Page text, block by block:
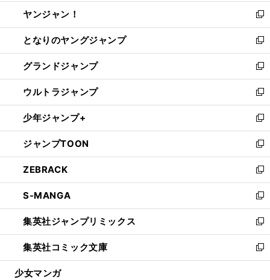
く
で
開
く
ウ
ィ
ン
ド
ウ
で
開
く
し
い
ウ
ィ
ン
ド
ウ
で
開
く
ヤンジャン！
新
し
い
ウ
ィ
ン
ド
ウ
で
開
く
となりのヤングジャンプ
新
し
い
ウ
ィ
ン
ド
ウ
で
開
く
グランドジャンプ
新
し
い
ウ
ィ
ン
ド
ウ
で
開
く
ウルトラジャンプ
新
し
い
ウ
ィ
ン
ド
ウ
で
開
く
少年ジャンプ+
新
し
い
ウ
ィ
ン
ド
ウ
で
開
く
ジャンプTOON
新
し
い
ウ
ィ
ン
ド
ウ
で
開
ZEBRACK
新
し
い
ウ
ィ
ン
ド
ウ
S-MANGA
新
し
い
ウ
ィ
ン
集英社ジャンプリミックス
新
し
い
ウ
集英社コミック文庫
新
し
少女マンガ